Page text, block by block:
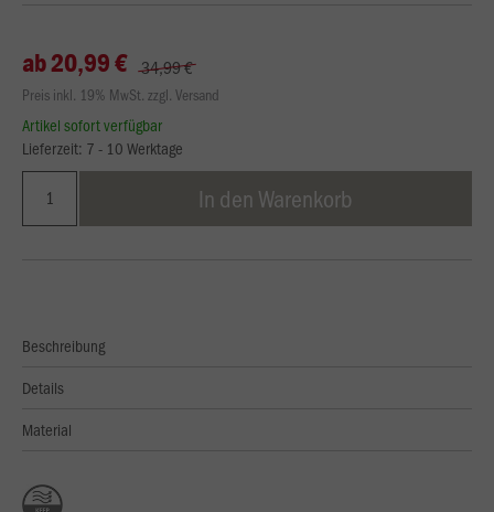
ab 20,99 € 34,99 €
Preis inkl. 19% MwSt. zzgl. Versand
Artikel sofort verfügbar
Lieferzeit: 7 - 10 Werktage
In den Warenkorb
Beschreibung
Details
Material